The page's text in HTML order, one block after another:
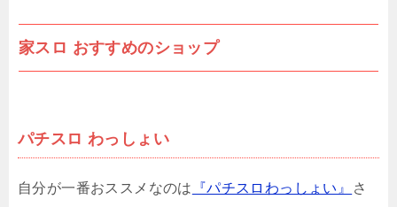
家スロ おすすめのショップ
パチスロ わっしょい
自分が一番おススメなのは 『パチスロわっしょい』
さ